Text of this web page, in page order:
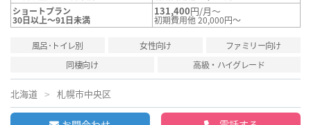
ショートプラン
30日以上～91日未満
131,400円/月～
初期費用他 20,000円～
風呂･トイレ別 女性向け
ファミリー向け
同棲向け
高級・ハイグレード
北海道 札幌市中央区